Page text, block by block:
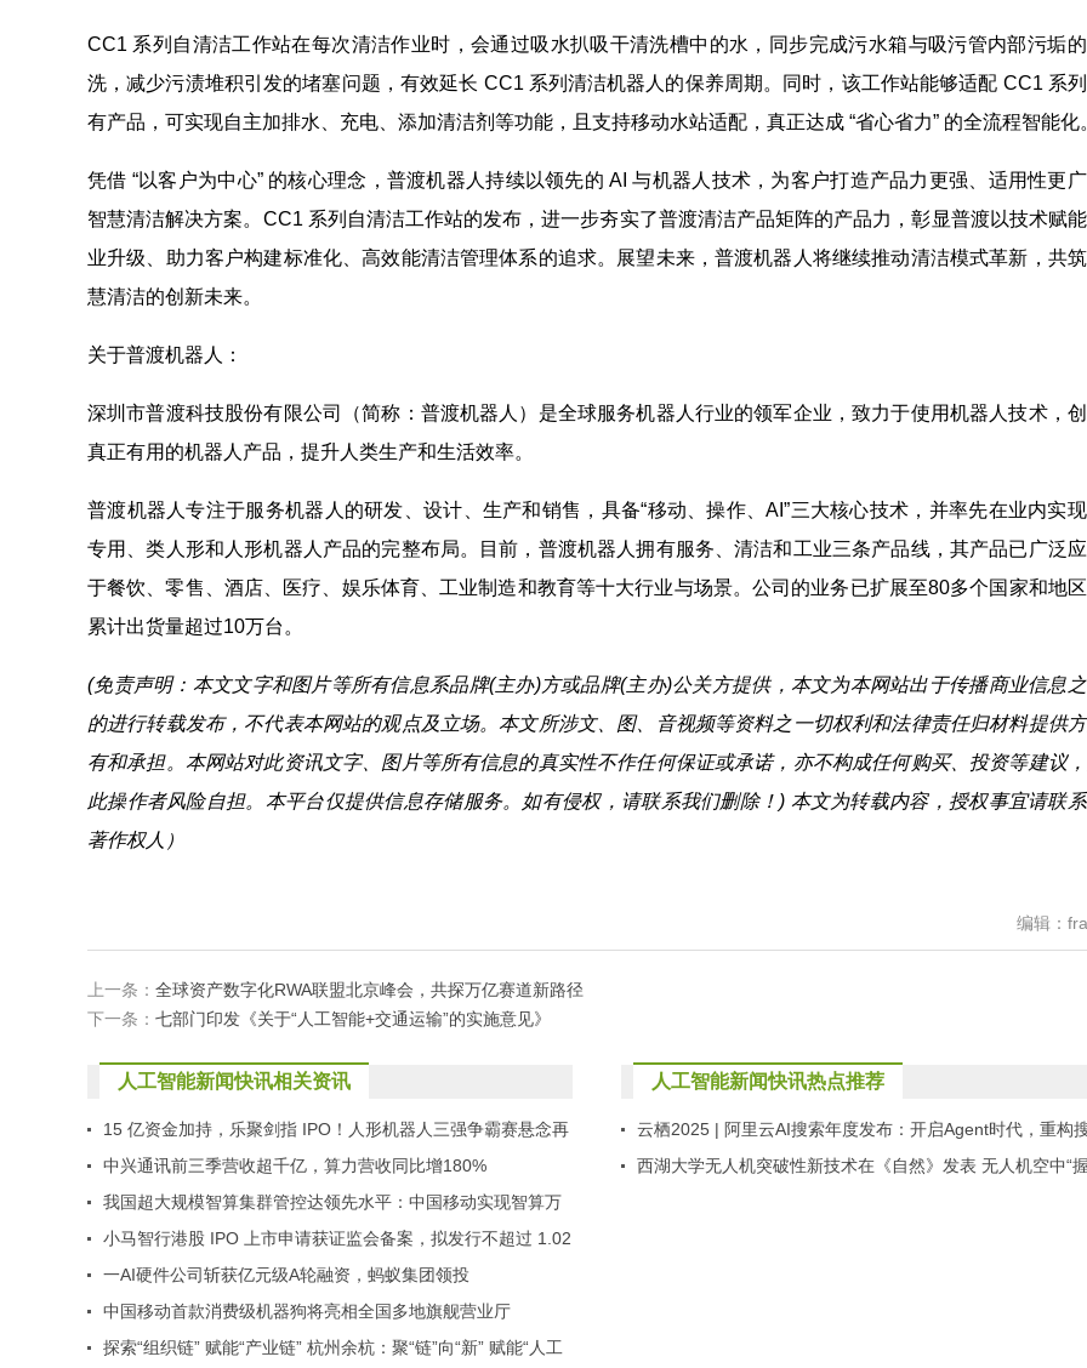
CC1 系列自清洁工作站在每次清洁作业时，会通过吸水扒吸干清洗槽中的水，同步完成污水箱与吸污管内部污垢
洗，减少污渍堆积引发的堵塞问题，有效延长 CC1 系列清洁机器人的保养周期。同时，该工作站能够适配 CC1 系
有产品，可实现自主加排水、充电、添加清洁剂等功能，且支持移动水站适配，真正达成 “省心省力” 的全流程智能化
凭借 “以客户为中心” 的核心理念，普渡机器人持续以领先的 AI 与机器人技术，为客户打造产品力更强、适用性更
智慧清洁解决方案。CC1 系列自清洁工作站的发布，进一步夯实了普渡清洁产品矩阵的产品力，彰显普渡以技术赋
业升级、助力客户构建标准化、高效能清洁管理体系的追求。展望未来，普渡机器人将继续推动清洁模式革新，共
慧清洁的创新未来。
关于普渡机器人：
深圳市普渡科技股份有限公司（简称：普渡机器人）是全球服务机器人行业的领军企业，致力于使用机器人技术，
真正有用的机器人产品，提升人类生产和生活效率。
普渡机器人专注于服务机器人的研发、设计、生产和销售，具备“移动、操作、AI”三大核心技术，并率先在业内实
专用、类人形和人形机器人产品的完整布局。目前，普渡机器人拥有服务、清洁和工业三条产品线，其产品已广泛应
于餐饮、零售、酒店、医疗、娱乐体育、工业制造和教育等十大行业与场景。公司的业务已扩展至80多个国家和地区
累计出货量超过10万台。
(免责声明：本文文字和图片等所有信息系品牌(主办)方或品牌(主办)公关方提供，本文为本网站出于传播商业信息
的进行转载发布，不代表本网站的观点及立场。本文所涉文、图、音视频等资料之一切权利和法律责任归材料提供
有和承担。本网站对此资讯文字、图片等所有信息的真实性不作任何保证或承诺，亦不构成任何购买、投资等建议
此操作者风险自担。本平台仅提供信息存储服务。如有侵权，请联系我们删除！) 本文为转载内容，授权事宜请联
著作权人）
编辑：
上一条： 全球资产数字化RWA联盟北京峰会，共探万亿赛道新路径
下一条： 七部门印发《关于“人工智能+交通运输”的实施意见》
人工智能新闻快讯相关资讯
15 亿资金加持，乐聚剑指 IPO！人形机器人三强争霸赛悬念再
升级
中兴通讯前三季营收超千亿，算力营收同比增180%
我国超大规模智算集群管控达领先水平：中国移动实现智算万
卡池在长周期训练场景持续稳定运行
小马智行港股 IPO 上市申请获证监会备案，拟发行不超过 1.02
亿普通股
一AI硬件公司斩获亿元级A轮融资，蚂蚁集团领投
中国移动首款消费级机器狗将亮相全国多地旗舰营业厅
探索“组织链” 赋能“产业链” 杭州余杭：聚“链”向“新” 赋能“人工
人工智能新闻快讯热点推荐
云栖2025 | 阿里云AI搜索年度发布：开启Agent时代，重构
索新范式
西湖大学无人机突破性新技术在《自然》发表 无人机空中“握